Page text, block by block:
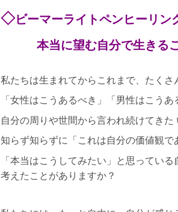
◇ビーマーライトペンヒーリン
本当に望む自分で生きるこ
私たちは生まれてからこれまで、たくさ
「女性はこうあるべき」「男性はこう
自分の周りや世間から言われ続けてきた
知らず知らずに「これは自分の価値観で
「本当はこうしてみたい」と思ってい
考えたことがありますか？